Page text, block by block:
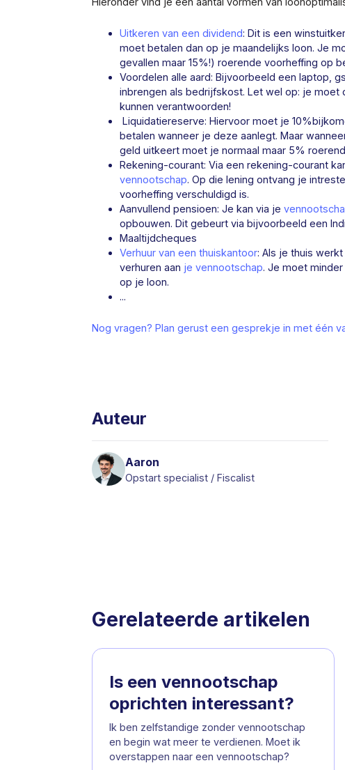
Uitkeren van een dividend: Dit is een
moet betalen dan op je maandelijks loon. Je
gevallen maar 15%!) roerende voorheffing op
Voordelen alle aard: Bijvoorbeeld een laptop,
inbrengen als bedrijfskost. Let wel op: je
kunnen verantwoorden!
Liquidatiereserve: Hiervoor moet je
betalen wanneer je deze aanlegt. Maar
geld uitkeert moet je normaal maar 5%
Rekening-courant: Via een rekening-courant
vennootschap. Op die lening ontvang je
voorheffing verschuldigd is.
Aanvullend pensioen: Je kan via je
opbouwen. Dit gebeurt via bijvoorbeeld een
Maaltijdcheques
Verhuur van een thuiskantoor: Als je thuis
verhuren aan je vennootschap. Je moet
op je loon.
...
Nog vragen? Plan gerust een gesprekje in met één
Auteur
Aaron
Opstart specialist / Fiscalist
Gerelateerde artikelen
Is een vennootschap
oprichten interessant?
Ik ben zelfstandige zonder vennootschap
en begin wat meer te verdienen. Moet ik
overstappen naar een vennootschap?